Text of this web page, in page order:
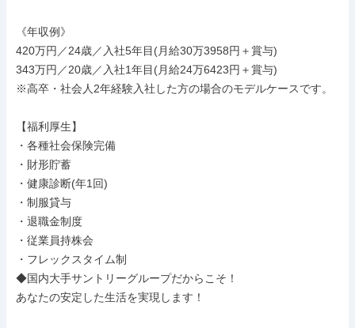
《年収例》
420万円／24歳／入社5年目(月給30万3958円＋賞与)
343万円／20歳／入社1年目(月給24万6423円＋賞与)
※高卒・社会人2年経験入社した方の場合のモデルケースです。
【福利厚生】
・各種社会保険完備
・財形貯蓄
・健康診断(年1回)
・制服貸与
・退職金制度
・従業員持株会
・フレックスタイム制
◆国内大手サントリーグループだからこそ！
あなたの安定した生活を実現します！